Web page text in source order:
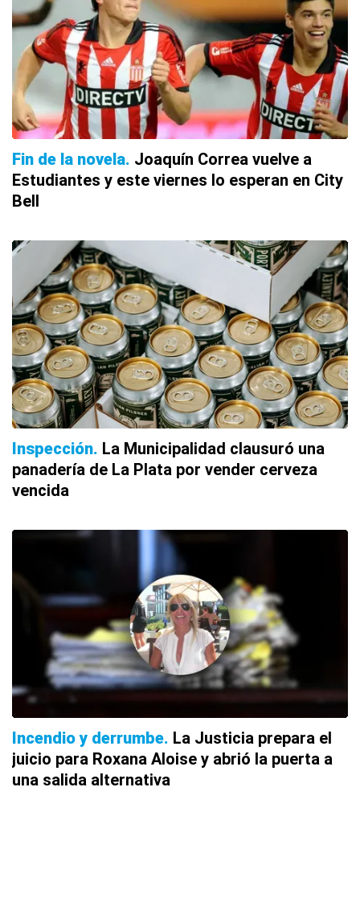
Fin de la novela Joaquín Correa vuelve a
Estudiantes y este viernes lo esperan en City
Bell
Inspección La Municipalidad clausuró una
panadería de La Plata por vender cerveza
vencida
Incendio y derrumbe La Justicia prepara el
juicio para Roxana Aloise y abrió la puerta a
una salida alternativa